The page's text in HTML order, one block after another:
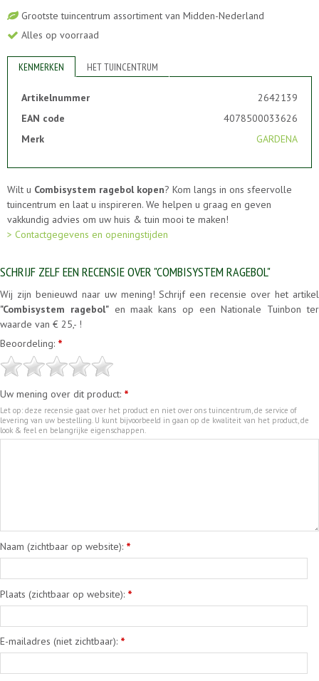
Grootste tuincentrum assortiment van Midden-Nederland
Alles op voorraad
KENMERKEN HET TUINCENTRUM
Artikelnummer
2642139
EAN code
4078500033626
Merk
GARDENA
Wilt u Combisystem ragebol kopen? Kom langs in ons sfeervolle
tuincentrum en laat u inspireren. We helpen u graag en geven
vakkundig advies om uw huis & tuin mooi te maken!
> Contactgegevens en openingstijden
SCHRIJF ZELF EEN RECENSIE OVER "COMBISYSTEM RAGEBOL"
Wij zijn benieuwd naar uw mening! Schrijf een recensie over het artikel
"Combisystem ragebol"en maak kans op een Nationale Tuinbon ter
waarde van € 25,- !
Beoordeling: *
Uw mening over dit product: *
Let op: deze recensie gaat over het product en niet over ons tuincentrum, de service of
levering van uw bestelling. U kunt bijvoorbeeld in gaan op de kwaliteit van het product, de
look & feel en belangrijke eigenschappen.
Naam (zichtbaar op website): *
Plaats (zichtbaar op website): *
E-mailadres (niet zichtbaar): *